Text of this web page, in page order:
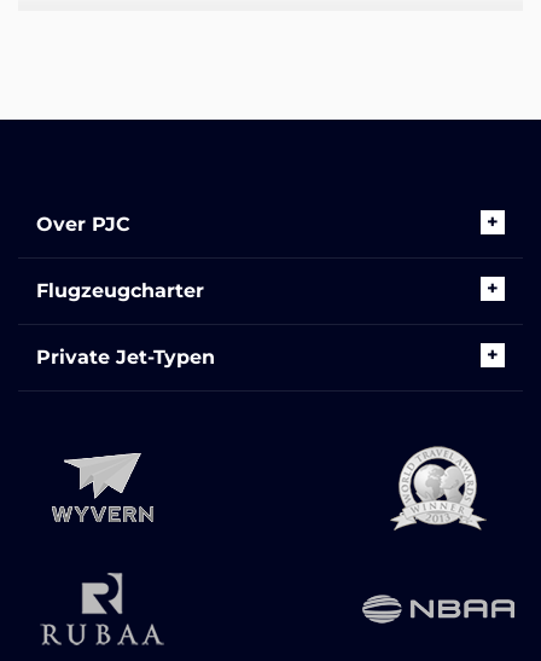
Over PJC
Flugzeugcharter
Private Jet-Typen